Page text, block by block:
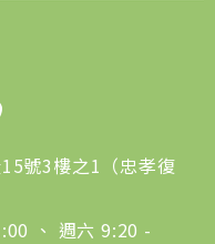
號3樓之1（忠孝復
、 週六 9:20 -